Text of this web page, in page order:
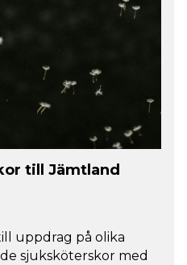
till Jämtland
uppdrag på olika
sjuksköterskor med